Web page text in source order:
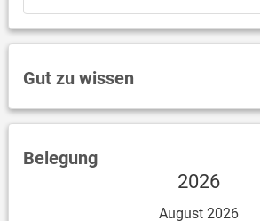
Gut zu wissen
Belegung
2026
August 2026